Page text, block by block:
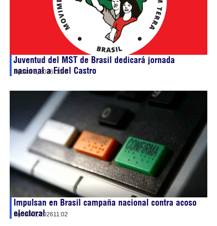
Juventud del MST de Brasil dedicará jornada
nacional a Fidel Castro
agosto 6, 202611:30
Impulsan en Brasil campaña nacional contra acoso
electoral
agosto 6, 202611:02